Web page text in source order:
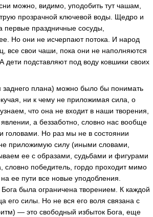
можно, видимо, уподобить тут чашам,
прозрачной ключевой воды. Щедро и
первые праздничные сосуды,
Но они не исчерпают потока. И народ
все свои чаши, пока они не наполняются
дети подставляют под воду ковшики своих
заднего плана) можно было бы понимать
ни к чему не приложимая сила, о
что она не входит в наши творения,
а беззаботно, словно нас вообще
головами. Но раз мы не в состоянии
приложимую силу (иными словами,
ее с образами, судьбами и фигурами
словно победитель, гордо проходит мимо
ее пути все новые уподобления.
была ограничена творением. К каждой
его силы. Но не вся его воля связана с
— это свободный избыток Бога, еще